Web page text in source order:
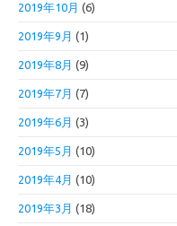
2019年10月 (6)
2019年9月 (1)
2019年8月 (9)
2019年7月 (7)
2019年6月 (3)
2019年5月 (10)
2019年4月 (10)
2019年3月 (18)